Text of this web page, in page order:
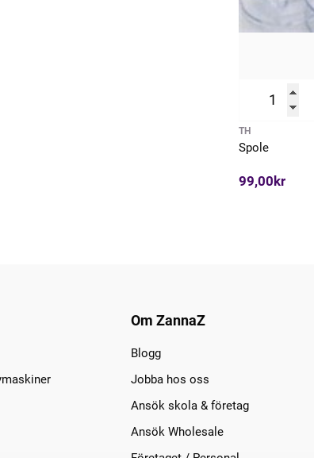
TH
Spole
99,00kr
Om ZannaZ
Blogg
Jobba hos oss
Ansök skola & företag
Ansök Wholesale